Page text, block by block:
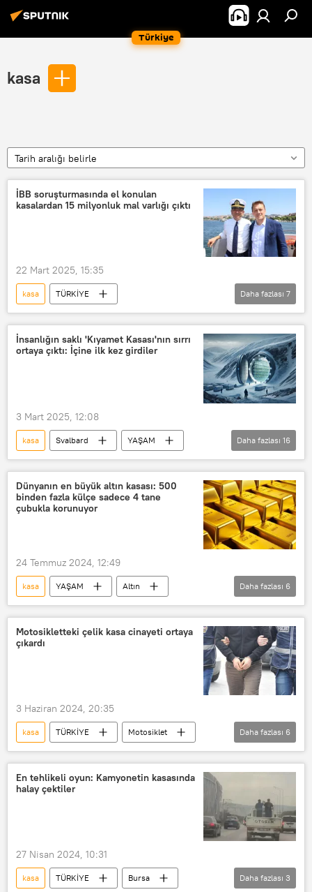
Türkiye
kasa
Tarih aralığı belirle
İBB soruşturmasında el konulan
kasalardan 15 milyonluk mal varlığı çıktı
22 Mart 2025, 15:35
kasa
TÜRKİYE
İstanbul Büyükşehir Belediyesi (İBB)
İstanbul Cumhuriyet Başsavcılığı
Emrah Bağdatlı
Ekrem İmamoğlu
Daha fazlası 7
İnsanlığın saklı 'Kıyamet Kasası'nın sırrı
ortaya çıktı: İçine ilk kez girdiler
3 Mart 2025, 12:08
kasa Svalbard
YAŞAM
Kıyamet
kıyamet
Kıyamet Saati
Kıyamet Saati
kıyamet günü
Bilim
gizemli
Sır
Tahıl
Tahıl
Daha fazlası 16
Dünyanın en büyük altın kasası: 500
binden fazla külçe sadece 4 tane
çubukla korunuyor
24 Temmuz 2024, 12:49
kasa YAŞAM
Altın
yarım gram altın
Külçe altın
Koruma
Koruma alanı
ABD
Daha fazlası 6
Motosikletteki çelik kasa cinayeti ortaya
çıkardı
3 Haziran 2024, 20:35
kasa TÜRKİYE
Motosiklet
Mersin
çelik
Çelik
Çelik
çelik kasa
Daha fazlası 6
En tehlikeli oyun: Kamyonetin kasasında
halay çektiler
27 Nisan 2024, 10:31
kasa TÜRKİYE
Bursa
Daha fazlası 3